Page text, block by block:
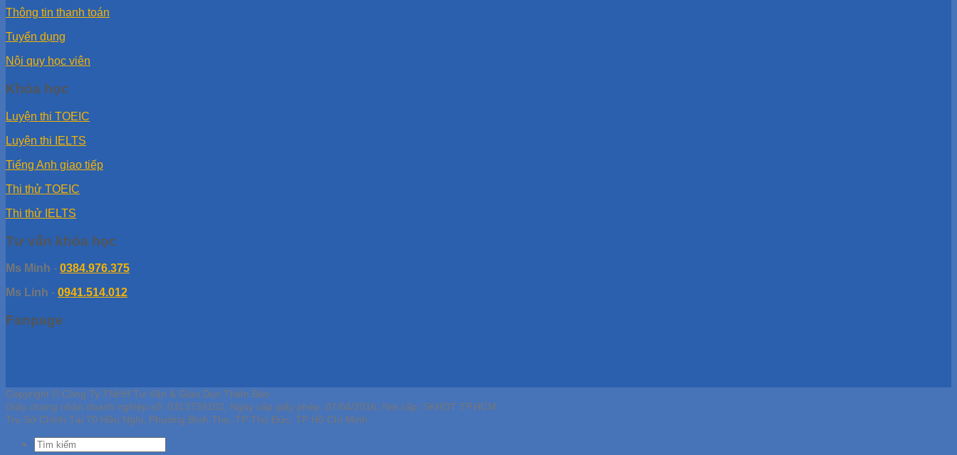
Thông tin thanh toán
Tuyển dụng
Nội quy học viên
Khóa học
Luyện thi TOEIC
Luyện thi IELTS
Tiếng Anh giao tiếp
Thi thử TOEIC
Thi thử IELTS
Tư vấn khóa học
Ms Minh - 0384.976.375
Ms Linh - 0941.514.012
Fanpage
Copyright © Công Ty TNHH Tư Vấn & Giáo Dục Thiên Bảo
Giấy chứng nhận doanh nghiệp số: 0313739102, Ngày cấp giấy phép: 07/04/2016, Nơi cấp: SKHDT TP.HCM
Trụ Sở Chính Tại 70 Hữu Nghị, Phường Bình Thọ, TP Thủ Đức, TP Hồ Chí Minh